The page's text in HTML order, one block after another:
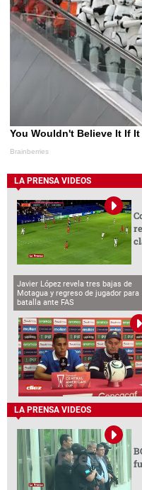
LA PRENSA VIDEOS
Javier López revela tres bajas de
Motagua y regreso de jugador para
batalla ante FAS
LA PRENSA VIDEOS